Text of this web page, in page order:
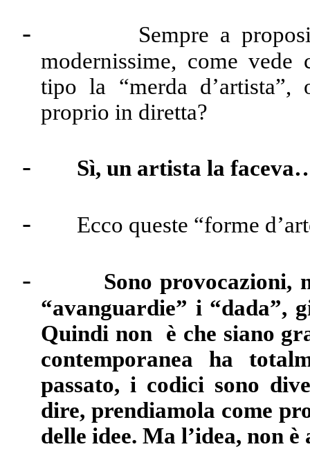
-
Sempre a
modernissime, come vede
tipo la “merda
proprio in diretta?
- Sì, un artista la
- Ecco queste “forme
-
Sono provocazioni,
“avanguardie” i “dada”,
Quindi non è che siano
contemporanea ha
passato, i codici sono
dire, prendiamola come
delle idee. Ma l’idea, non